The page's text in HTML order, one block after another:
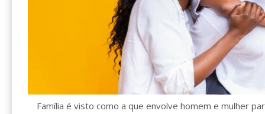
Família é visto como a que envolve homem e mulher